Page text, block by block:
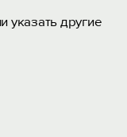
указать другие